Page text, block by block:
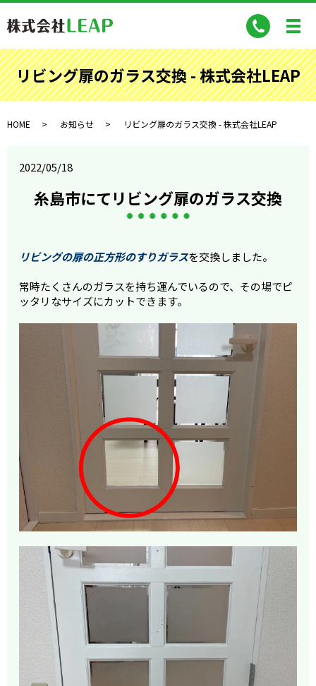
リビング扉のガラス交換 - 株式会社LEAP
HOME お知らせ リビング扉のガラス交換 - 株式会社LEAP
2022/05/18
糸島市にてリビング扉のガラス交換
リビングの扉の正方形のすりガラスを交換しました。
常時たくさんのガラスを持ち運んでいるので、その場でピ
ッタリなサイズにカットできます。